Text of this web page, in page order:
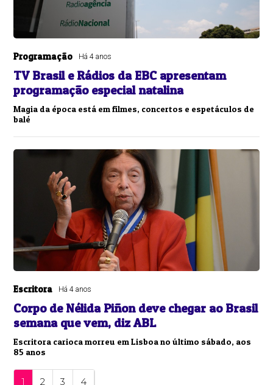
Programação Há 4 anos
TV Brasil e Rádios da EBC apresentam
programação especial natalina
Magia da época está em filmes, concertos e espetáculos de
balé
Escritora Há 4 anos
Corpo de Nélida Piñon deve chegar ao Brasil
semana que vem, diz ABL
Escritora carioca morreu em Lisboa no último sábado, aos
85 anos
1 2 3 4